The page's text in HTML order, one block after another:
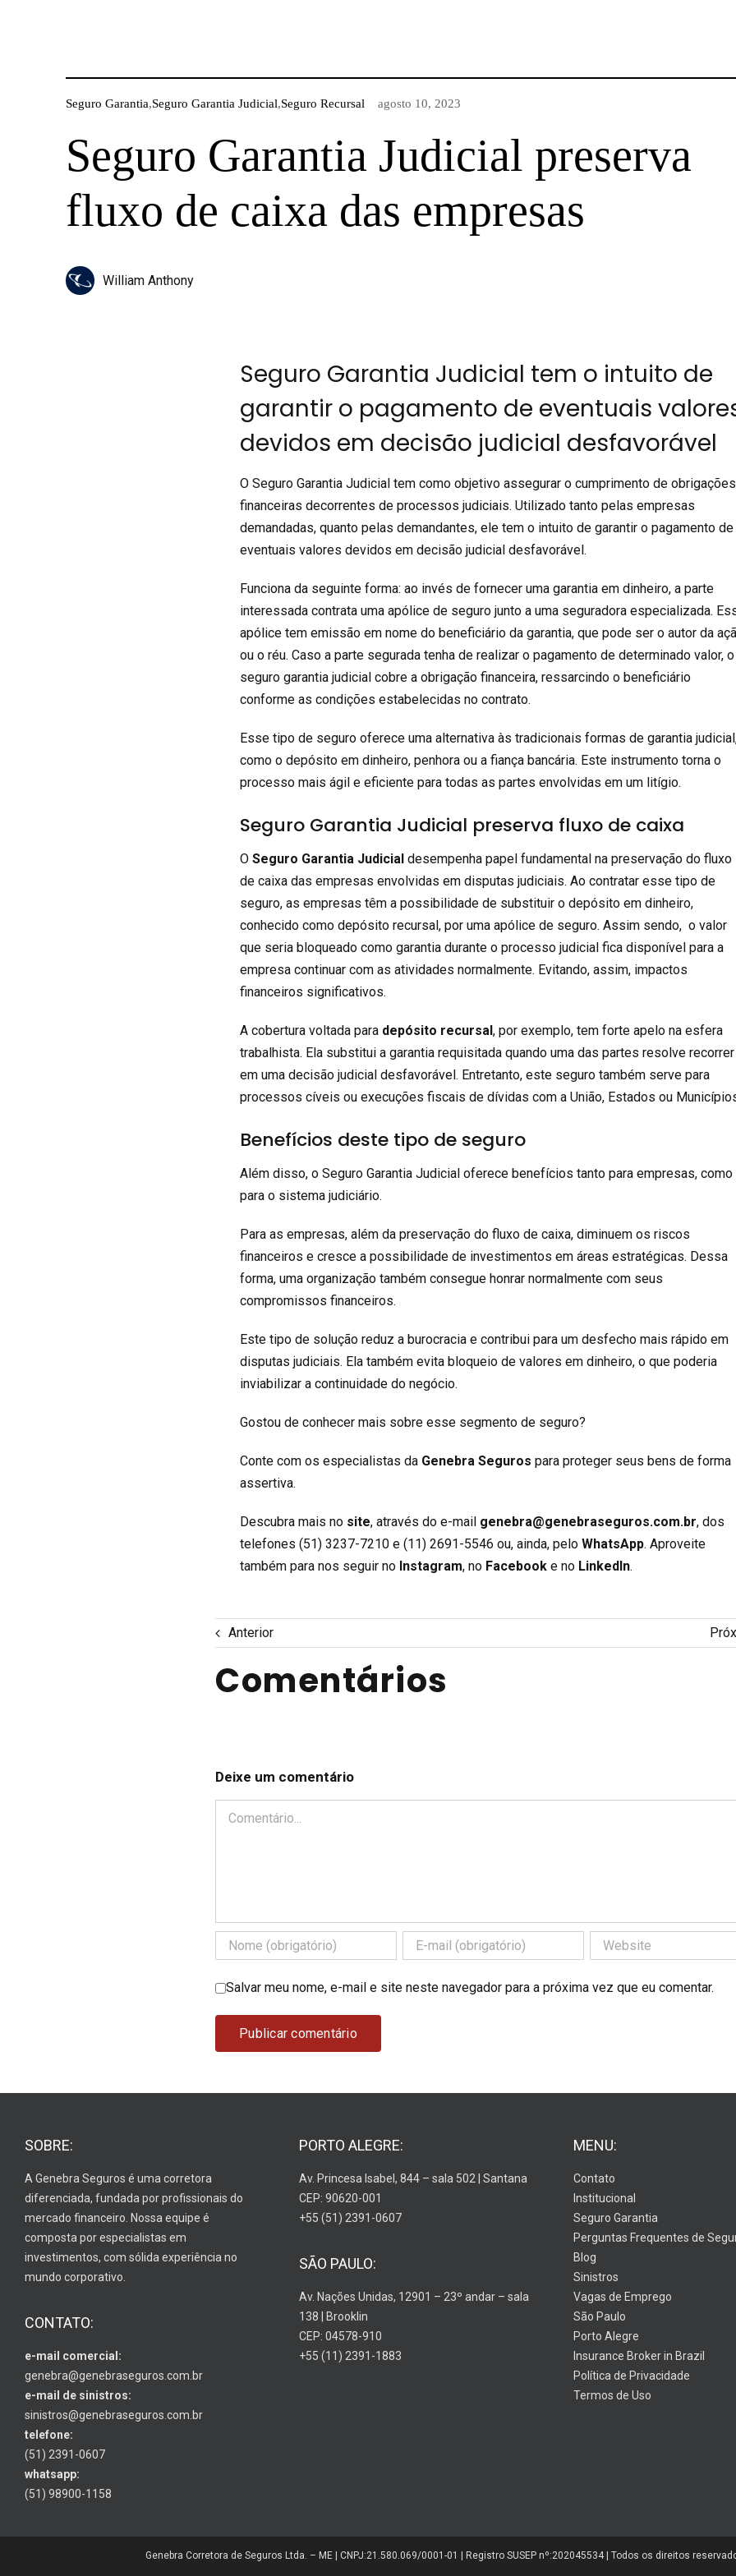
Seguro Garantia,Seguro Garantia Judicial,Seguro Recursal agosto 10, 2023
Seguro Garantia Judicial preserva
fluxo de caixa das empresas
William Anthony
Seguro Garantia Judicial tem o intuito de
garantir o pagamento de eventuais
devidos em decisão judicial desfavorável
O Seguro Garantia Judicial tem como objetivo assegurar o cumprimento de obrigações
financeiras decorrentes de processos judiciais. Utilizado tanto pelas empresas
demandadas, quanto pelas demandantes, ele tem o intuito de garantir o pagamento de
eventuais valores devidos em decisão judicial desfavorável.
Funciona da seguinte forma: ao invés de fornecer uma garantia em dinheiro, a parte
interessada contrata uma apólice de seguro junto a uma seguradora especializada.
apólice tem emissão em nome do beneficiário da garantia, que pode ser o autor da
ou o réu. Caso a parte segurada tenha de realizar o pagamento de determinado valor, o
seguro garantia judicial cobre a obrigação financeira, ressarcindo o beneficiário
conforme as condições estabelecidas no contrato.
Esse tipo de seguro oferece uma alternativa às tradicionais formas de garantia
como o depósito em dinheiro, penhora ou a fiança bancária. Este instrumento torna o
processo mais ágil e eficiente para todas as partes envolvidas em um litígio.
Seguro Garantia Judicial preserva fluxo de caixa
OSeguro Garantia Judicial desempenha papel fundamental na preservação do fluxo
de caixa das empresas envolvidas em disputas judiciais. Ao contratar esse tipo de
seguro, as empresas têm a possibilidade de substituir o depósito em dinheiro,
conhecido como depósito recursal, por uma apólice de seguro. Assim sendo, o valor
que seria bloqueado como garantia durante o processo judicial fica disponível para a
empresa continuar com as atividades normalmente. Evitando, assim, impactos
financeiros significativos.
A cobertura voltada para depósito recursal, por exemplo, tem forte apelo na esfera
trabalhista. Ela substitui a garantia requisitada quando uma das partes resolve recorrer
em uma decisão judicial desfavorável. Entretanto, este seguro também serve para
processos cíveis ou execuções fiscais de dívidas com a União, Estados ou
Benefícios deste tipo de seguro
Além disso, o Seguro Garantia Judicial oferece benefícios tanto para empresas, como
para o sistema judiciário.
Para as empresas, além da preservação do fluxo de caixa, diminuem os riscos
financeiros e cresce a possibilidade de investimentos em áreas estratégicas. Dessa
forma, uma organização também consegue honrar normalmente com seus
compromissos financeiros.
Este tipo de solução reduz a burocracia e contribui para um desfecho mais rápido em
disputas judiciais. Ela também evita bloqueio de valores em dinheiro, o que poderia
inviabilizar a continuidade do negócio.
Gostou de conhecer mais sobre esse segmento de seguro?
Conte com os especialistas da Genebra Seguros para proteger seus bens de forma
assertiva.
Descubra mais no site, através do e-mail genebra@genebraseguros.com.br, dos
telefones (51) 3237-7210 e (11) 2691-5546 ou, ainda, peloWhatsApp. Aproveite
também para nos seguir no Instagram, no Facebook e no LinkedIn.
Anterior
Comentários
Deixe um comentário
Comentário
Salvar meu nome, e-mail e site neste navegador para a próxima vez que eu comentar.
SOBRE:
A Genebra Seguros é uma corretora
diferenciada, fundada por profissionais do
mercado financeiro. Nossa equipe é
composta por especialistas em
investimentos, com sólida experiência no
mundo corporativo.
CONTATO:
e-mail comercial:
genebra@genebraseguros.com.br
e-mail de sinistros:
sinistros@genebraseguros.com.br
telefone:
(51) 2391-0607
whatsapp:
(51) 98900-1158
PORTO ALEGRE:
Av. Princesa Isabel, 844 – sala 502 | Santana
CEP: 90620-001
+55 (51) 2391-0607
SÃO PAULO:
Av. Nações Unidas, 12901 – 23º andar – sala
138 | Brooklin
CEP: 04578-910
+55 (11) 2391-1883
MENU:
Contato
Institucional
Seguro Garantia
Perguntas Frequentes de
Blog
Sinistros
Vagas de Emprego
São Paulo
Porto Alegre
Insurance Broker in Brazil
Política de Privacidade
Termos de Uso
Genebra Corretora de Seguros Ltda. – ME | CNPJ:21.580.069/0001-01 | Registro SUSEP nº:202045534 | Todos os direitos